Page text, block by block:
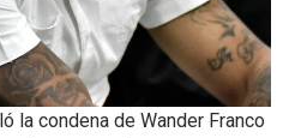
la condena de Wander Franco